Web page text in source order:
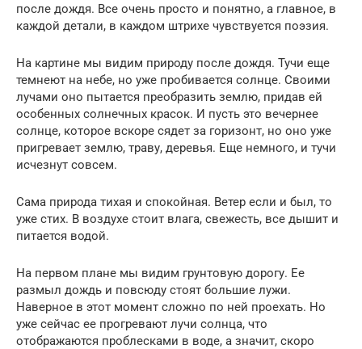
после дождя. Все очень просто и понятно, а главное, в
каждой детали, в каждом штрихе чувствуется поэзия.
На картине мы видим природу после дождя. Тучи еще
темнеют на небе, но уже пробивается солнце. Своими
лучами оно пытается преобразить землю, придав ей
особенных солнечных красок. И пусть это вечернее
солнце, которое вскоре сядет за горизонт, но оно уже
пригревает землю, траву, деревья. Еще немного, и тучи
исчезнут совсем.
Сама природа тихая и спокойная. Ветер если и был, то
уже стих. В воздухе стоит влага, свежесть, все дышит и
питается водой.
На первом плане мы видим грунтовую дорогу. Ее
размыл дождь и повсюду стоят большие лужи.
Наверное в этот момент сложно по ней проехать. Но
уже сейчас ее прогревают лучи солнца, что
отображаются проблесками в воде, а значит, скоро